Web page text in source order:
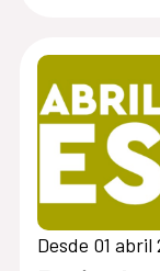
Desde 01